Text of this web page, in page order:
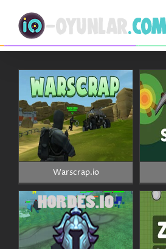
content
Warscrap.io